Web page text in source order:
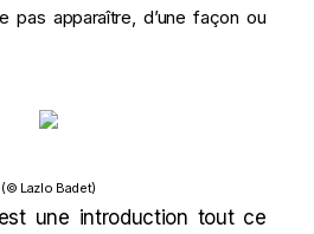
pas apparaître, d’une façon ou
(© Lazlo Badet)
une introduction tout ce